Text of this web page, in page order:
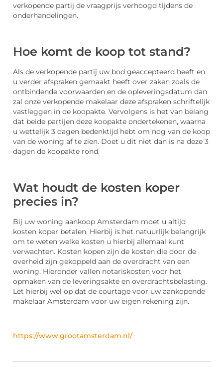
verkopende partij de vraagprijs verhoogd tijdens de
onderhandelingen.
Hoe komt de koop tot stand?
Als de verkopende partij uw bod geaccepteerd heeft en
u verder afspraken gemaakt heeft over zaken zoals de
ontbindende voorwaarden en de opleveringsdatum dan
zal onze verkopende makelaar deze afspraken schriftelijk
vastleggen in de koopakte. Vervolgens is het van belang
dat beide partijen deze koopakte ondertekenen, waarna
u wettelijk 3 dagen bedenktijd hebt om nog van de koop
van de woning af te zien. Doet u dit niet dan is na deze 3
dagen de koopakte rond.
Wat houdt de kosten koper
precies in?
Bij uw woning aankoop Amsterdam moet u altijd
kosten koper betalen. Hierbij is het natuurlijk belangrijk
om te weten welke kosten u hierbij allemaal kunt
verwachten. Kosten kopen zijn de kosten die door de
overheid zijn gekoppeld aan de overdracht van een
woning. Hieronder vallen notariskosten voor het
opmaken van de leveringsakte en overdrachtsbelasting.
Let hierbij wel op dat de courtage voor uw aankopende
makelaar Amsterdam voor uw eigen rekening zijn.
https://www.grootamsterdam.nl/